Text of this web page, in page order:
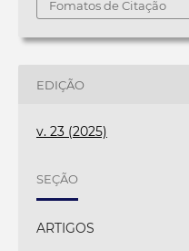
Fomatos de Citação
EDIÇÃO
v. 23 (2025)
SEÇÃO
ARTIGOS